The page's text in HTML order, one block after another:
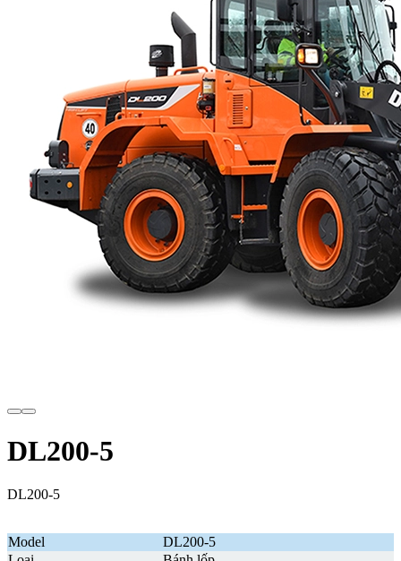
DL200-5
DL200-5
Model
DL200-5